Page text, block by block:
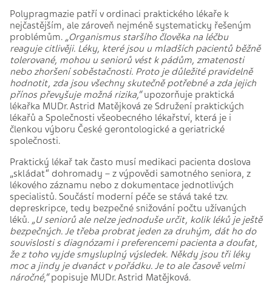
Polypragmazie patří v ordinaci praktického lékaře k
nejčastějším, ale zároveň nejméně systematicky řešeným
problémům. „Organismus staršího člověka na léčbu
reaguje citlivěji. Léky, které jsou u mladších pacientů běžně
tolerované, mohou u seniorů vést k pádům, zmatenosti
nebo zhoršení soběstačnosti. Proto je důležité pravidelně
hodnotit, zda jsou všechny skutečně potřebné a zda jejich
přínos převyšuje možná rizika,“upozorňuje praktická
lékařka MUDr. Astrid Matějková ze Sdružení praktických
lékařů a Společnosti všeobecného lékařství, která je i
členkou výboru České gerontologické a geriatrické
společnosti.
Praktický lékař tak často musí medikaci pacienta doslova
„skládat“ dohromady – z výpovědi samotného seniora, z
lékového záznamu nebo z dokumentace jednotlivých
specialistů. Součástí moderní péče se stává také tzv.
depreskripce, tedy bezpečné snižování počtu užívaných
léků. „U seniorů ale nelze jednoduše určit, kolik léků je ještě
bezpečných. Je třeba probrat jeden za druhým, dát ho do
souvislosti s diagnózami i preferencemi pacienta a doufat,
že z toho vyjde smysluplný výsledek. Někdy jsou tři léky
moc a jindy je dvanáct v pořádku. Je to ale časově velmi
náročné,“popisuje MUDr. Astrid Matějková.